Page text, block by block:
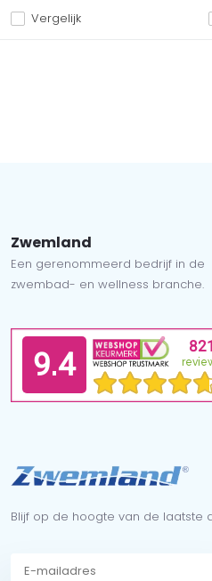
Vergelijk
Zwemland
Een gerenommeerd bedrijf in de
zwembad- en wellness branche.
Blijf op de hoogte van de laatste